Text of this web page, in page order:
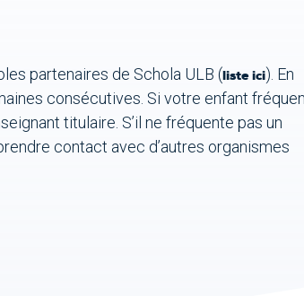
partenaires de Schola ULB (liste ici). En
consécutives. Si votre enfant
titulaire. S’il ne fréquente pas un
contact avec d’autres organismes